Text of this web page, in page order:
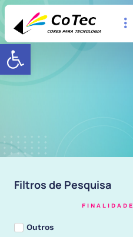
Filtros de Pesquisa
FINALIDADE
Outros
Abrir a barra de ferramentas